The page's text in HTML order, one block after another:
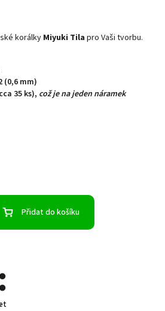
korálky Miyuki Tila pro Vaši tvorbu.
(0,6 mm)
35 ks), což je na jeden náramek
Přidat do košíku